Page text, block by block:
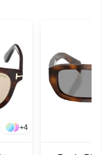
+4